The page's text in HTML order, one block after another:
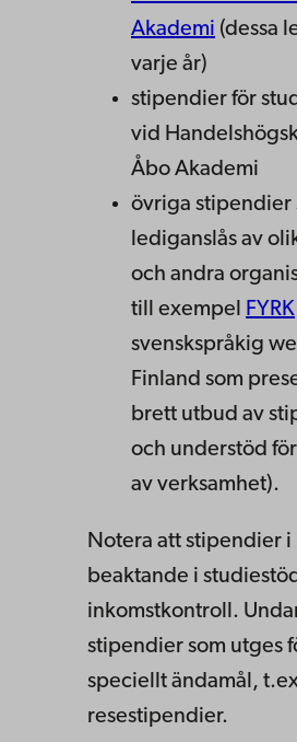
Akademi (dessa
varje år)
stipendier för
vid
Åbo Akademi
övriga stipendier
lediganslås av
och andra
till exempel FYRK
svenskspråkig
Finland som
brett utbud av
och understöd
av verksamhet).
Notera att stipendier i
beaktande i
inkomstkontroll.
stipendier som utges
speciellt ändamål,
resestipendier.